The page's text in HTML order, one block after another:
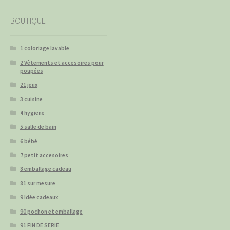
BOUTIQUE
1 coloriage lavable
2 Vêtements et accesoires pour
poupées
21 jeux
3 cuisine
4 hygiene
5 salle de bain
6 bébé
7 petit accesoires
8 emballage cadeau
81 sur mesure
9 Idée cadeaux
90 pochon et emballage
91 FIN DE SERIE